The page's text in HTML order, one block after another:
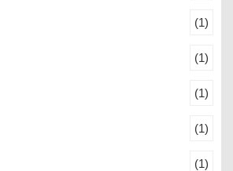
(1)
(1)
(1)
(1)
(1)